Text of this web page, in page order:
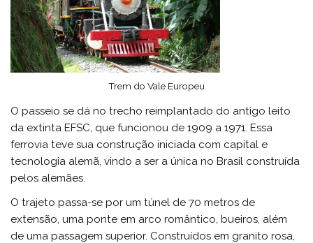
Trem do Vale Europeu
O passeio se dá no trecho reimplantado do antigo leito
da extinta EFSC, que funcionou de 1909 a 1971. Essa
ferrovia teve sua construção iniciada com capital e
tecnologia alemã, vindo a ser a única no Brasil construída
pelos alemães.
O trajeto passa-se por um túnel de 70 metros de
extensão, uma ponte em arco romântico, bueiros, além
de uma passagem superior. Construídos em granito rosa,